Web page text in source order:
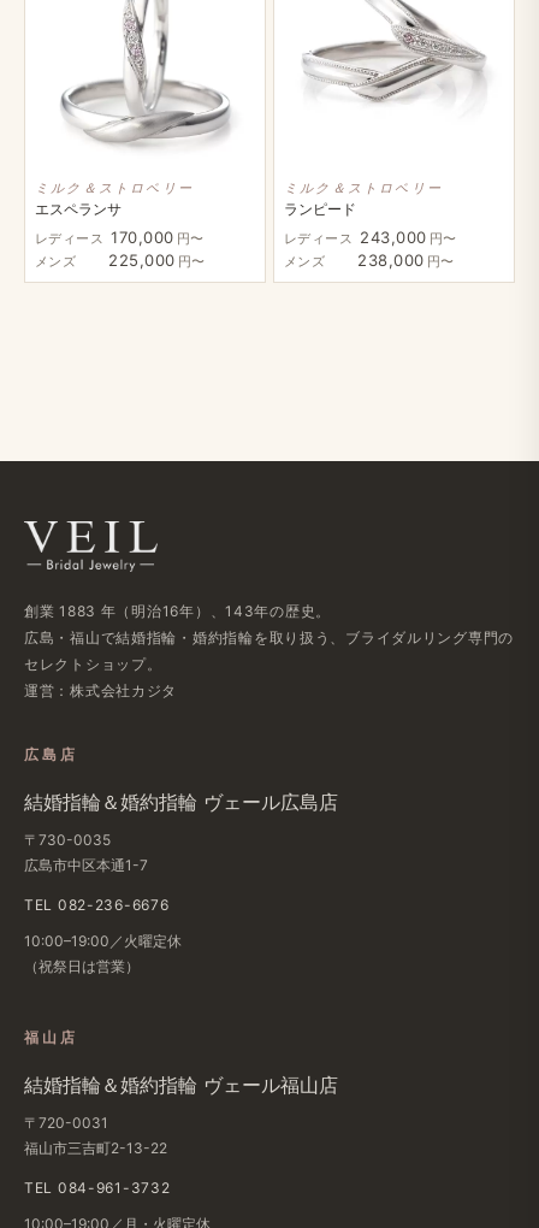
ミルク＆ストロベリー
エスペランサ
レディース 170,000 円〜
メンズ
225,000 円〜
ミルク＆ストロベリー
ランピード
レディース 243,000 円〜
メンズ
238,000 円〜
創業 1883 年​（明治16年）、​143年の​歴史。
広島・福山で​結婚指輪・婚約指輪を​取り扱う、​ブライダルリング専門の​
セレクトショップ。
運営：株式会社カジタ
広島店
結婚​指輪＆婚約指輪 ヴェール​広島店
〒730-0035
広島市中区本通1-7
TEL 082-236-6676
10:00–19:00／火曜定休
（祝祭日は​営業）
福山店
結婚​指輪＆婚約指輪 ヴェール福山店
〒720-0031
福山市三吉町2-13-22
TEL 084-961-3732
10:00–19:00／月・火曜定休